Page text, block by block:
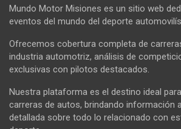
Mundo Motor Misiones es un sitio web
eventos del mundo del deporte
Ofrecemos cobertura completa de
industria automotriz, análisis de
exclusivas con pilotos destacados.
Nuestra plataforma es el destino ideal
carreras de autos, brindando información
detallada sobre todo lo relacionado con